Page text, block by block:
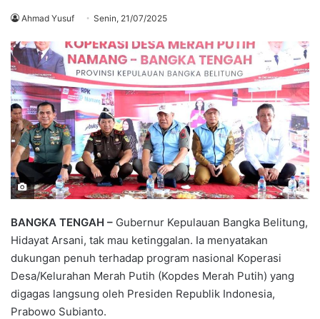
Ahmad Yusuf Senin, 21/07/2025
BANGKA TENGAH – Gubernur Kepulauan Bangka Belitung,
Hidayat Arsani, tak mau ketinggalan. Ia menyatakan
dukungan penuh terhadap program nasional Koperasi
Desa/Kelurahan Merah Putih (Kopdes Merah Putih) yang
digagas langsung oleh Presiden Republik Indonesia,
Prabowo Subianto.